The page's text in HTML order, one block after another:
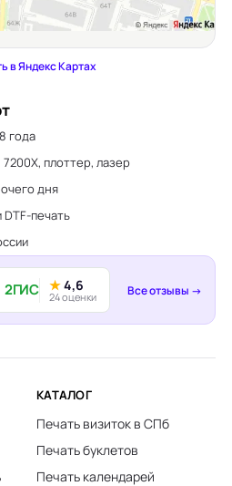
в Яндекс Картах
года
плоттер, лазер
дня
печать
2ГИС ★4,6
24 оценки Все отзывы →
КАТАЛОГ
Печать визиток в СПб
Печать буклетов
Печать календарей